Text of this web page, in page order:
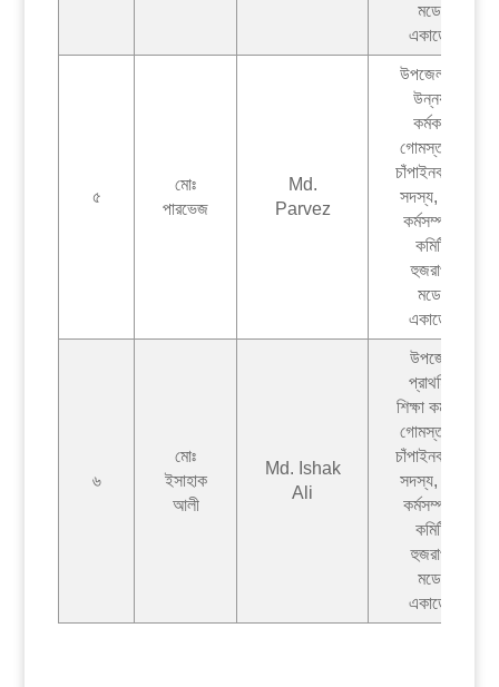
মডেল
একাডেমী
৫
মোঃ
পারভেজ
Md.
Parvez
উপজেলা যুব
উন্নয়ন
কর্মকর্তা
গোমস্তাপুর,
চাঁপাইনবাবগঞ্জ
সদস্য, পৌর
কর্মসম্পাদন
কমিটি,
হুজরাপুর
মডেল
একাডেমী
৬
মোঃ
ইসাহাক
আলী
Md. Ishak
Ali
উপজেলা
প্রাথমিক
শিক্ষা কর্মকর্তা
গোমস্তাপুর,
চাঁপাইনবাবগঞ্জ
সদস্য, পৌর
কর্মসম্পাদন
কমিটি,
হুজরাপুর
মডেল
একাডেমী